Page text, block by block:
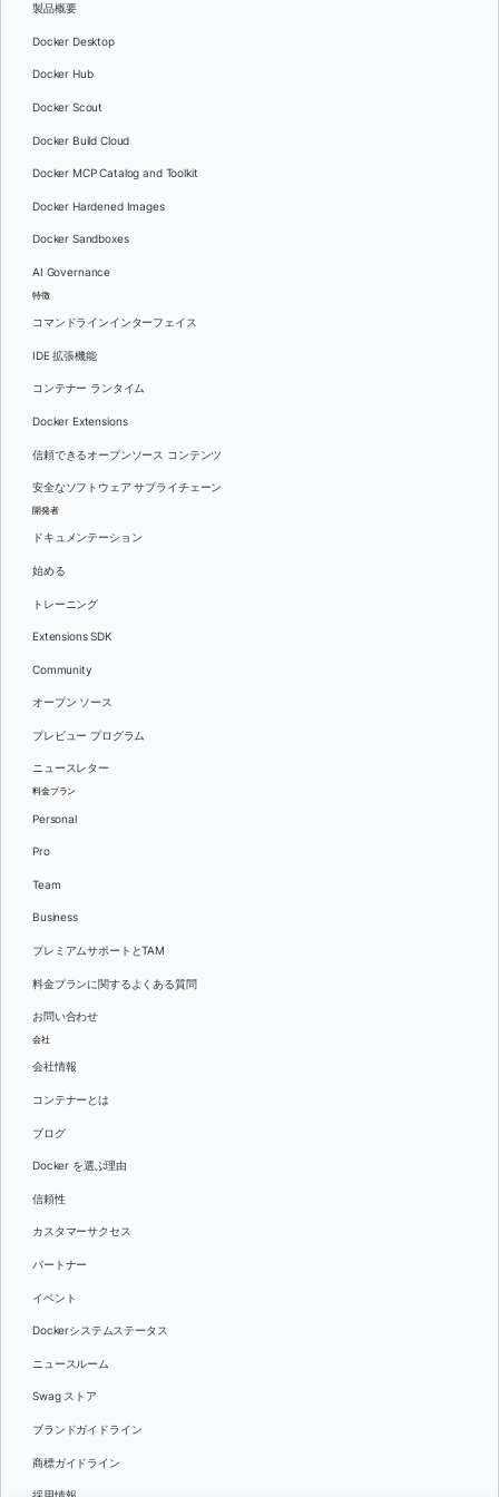
製品概要
Docker Desktop
Docker Hub
Docker Scout
Docker Build Cloud
Docker MCP Catalog and Toolkit
Docker Hardened Images
Docker Sandboxes
AI Governance
特徴
コマンドラインインターフェイス
IDE 拡張機能
コンテナー ランタイム
Docker Extensions
信頼できるオープンソース コンテンツ
安全なソフトウェア サプライチェーン
開発者
ドキュメンテーション
始める
トレーニング
Extensions SDK
Community
オープン ソース
プレビュー プログラム
ニュースレター
料金プラン
Personal
Pro
Team
Business
プレミアムサポートとTAM
料金プランに関するよくある質問
お問い合わせ
会社
会社情報
コンテナーとは
ブログ
Docker を選ぶ理由
信頼性
カスタマーサクセス
パートナー
イベント
Dockerシステムステータス
ニュースルーム
Swag ストア
ブランドガイドライン
商標ガイドライン